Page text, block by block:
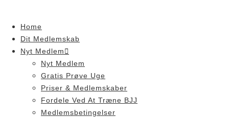
contentHome
Dit Medlemskab
Nyt Medlem
Nyt Medlem
Gratis Prøve Uge
Priser & Medlemskaber
Fordele Ved At Træne BJJ
Medlemsbetingelser